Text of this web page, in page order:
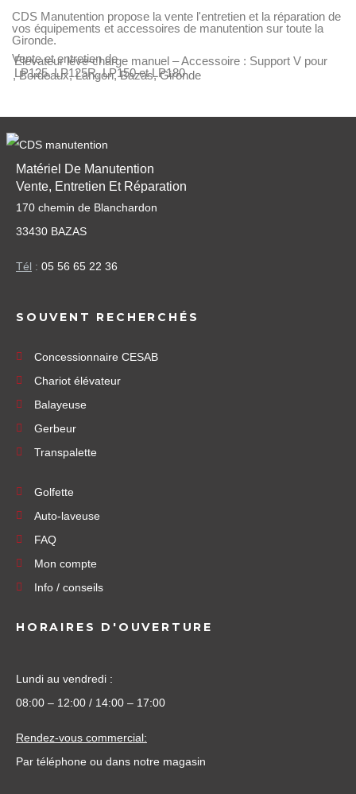
CDS Manutention propose la vente l'entretien et la réparation de
vos équipements et accessoires de manutention sur toute la
Gironde.
Vente et entretien de
Elévateur lève-charge manuel – Accessoire : Support V pour
LP125, LP125R, LP150 et LP180
, Bordeaux, Langon, Bazas, Gironde
Matériel De Manutention
Vente, Entretien Et Réparation
170 chemin de Blanchardon
33430 BAZAS
Tél : 05 56 65 22 36
SOUVENT RECHERCHÉS
Concessionnaire CESAB
Chariot élévateur
Balayeuse
Gerbeur
Transpalette
Golfette
Auto-laveuse
FAQ
Mon compte
Info / conseils
HORAIRES D'OUVERTURE
Lundi au vendredi :
08:00 – 12:00 / 14:00 – 17:00
Rendez-vous commercial:
Par téléphone ou dans notre magasin